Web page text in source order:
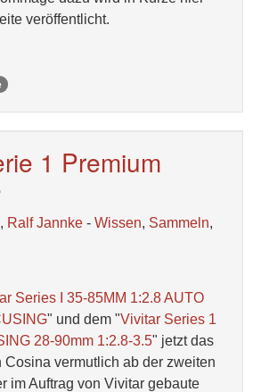
veröffentlicht.
1 Premium
Ralf Jannke - Wissen, Sammeln,
Series I 35-85MM 1:2.8 AUTO
" und dem "Vivitar Series 1
28-90mm 1:2.8-3.5" jetzt das
Cosina vermutlich ab der zweiten
im Auftrag von Vivitar gebaute